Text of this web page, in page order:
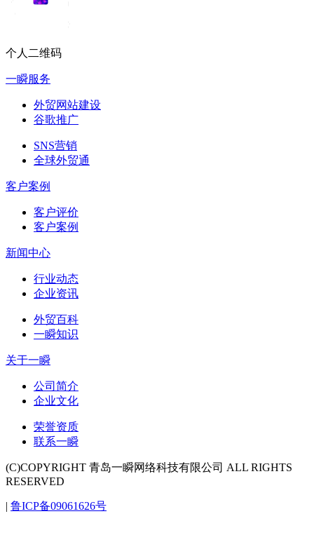
个人二维码
一瞬服务
外贸网站建设
谷歌推广
SNS营销
全球外贸通
客户案例
客户评价
客户案例
新闻中心
行业动态
企业资讯
外贸百科
一瞬知识
关于一瞬
公司简介
企业文化
荣誉资质
联系一瞬
(C)COPYRIGHT 青岛一瞬网络科技有限公司 ALL RIGHTS
RESERVED
| 鲁ICP备09061626号